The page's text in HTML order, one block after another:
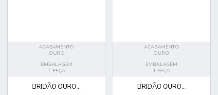
ACABAMENTO
OURO
EMBALAGEM
1 PEÇA
BRIDÃO OURO...
ACABAMENTO
OURO
EMBALAGEM
1 PEÇA
BRIDÃO OURO...